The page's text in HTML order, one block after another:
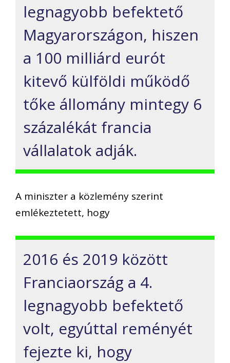
legnagyobb befektető
Magyarországon, hiszen
a 100 milliárd eurót
kitevő külföldi működő
tőke állomány mintegy 6
százalékát francia
vállalatok adják.
A miniszter a közlemény szerint
emlékeztetett, hogy
2016 és 2019 között
Franciaország a 4.
legnagyobb befektető
volt, egyúttal reményét
fejezte ki, hogy